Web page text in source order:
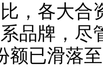
，各大合
品牌，尽
额已滑落